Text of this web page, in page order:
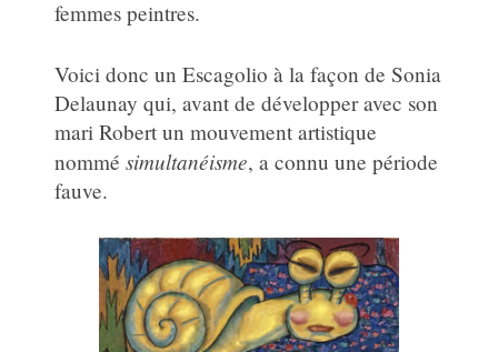
femmes peintres.
Voici donc un Escagolio à la façon de Sonia
Delaunay qui, avant de développer avec son
mari Robert un mouvement artistique
nommésimultanéisme, a connu une période
fauve.